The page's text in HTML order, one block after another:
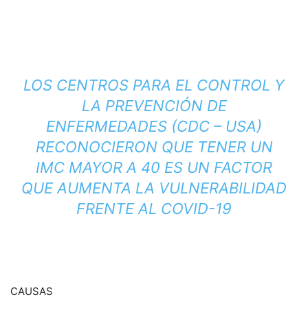
LOS CENTROS PARA EL CONTROL Y
LA PREVENCIÓN DE
ENFERMEDADES (CDC – USA)
RECONOCIERON QUE TENER UN
IMC MAYOR A 40 ES UN FACTOR
QUE AUMENTA LA VULNERABILIDAD
FRENTE AL COVID-19
CAUSAS